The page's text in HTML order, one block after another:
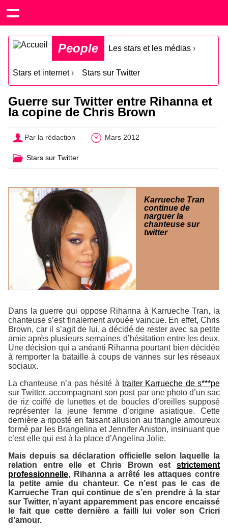
People Les stars et les médias ›
Stars et internet› Stars sur Twitter
Guerre sur Twitter entre Rihanna et
la copine de Chris Brown
Par la rédaction Mars 2012
Stars sur Twitter
Karrueche Tran
continue de
narguer la
chanteuse sur
twitter
Dans la guerre qui oppose Rihanna à Karrueche Tran, la
chanteuse s’est finalement avouée vaincue. En effet, Chris
Brown, car il s’agit de lui, a décidé de rester avec sa petite
amie après plusieurs semaines d’hésitation entre les deux.
Une décision qui a anéanti Rihanna pourtant bien décidée
à remporter la bataille à coups de vannes sur les réseaux
sociaux.
La chanteuse n’a pas hésité à traiter Karrueche de s***pe
sur Twitter, accompagnant son post par une photo d’un sac
de riz coiffé de lunettes et de boucles d’oreilles supposé
représenter la jeune femme d’origine asiatique. Cette
dernière a riposté en faisant allusion au triangle amoureux
formé par les Brangelina et Jennifer Aniston, insinuant que
c’est elle qui est à la place d’Angelina Jolie.
Mais depuis sa déclaration officielle selon laquelle la
relation entre elle et Chris Brown est strictement
professionnelle, Rihanna a arrêté les attaques contre
la petite amie du chanteur. Ce n’est pas le cas de
Karrueche Tran qui continue de s’en prendre à la star
sur Twitter, n’ayant apparemment pas encore encaissé
le fait que cette dernière a failli lui voler son Cricri
d’amour.